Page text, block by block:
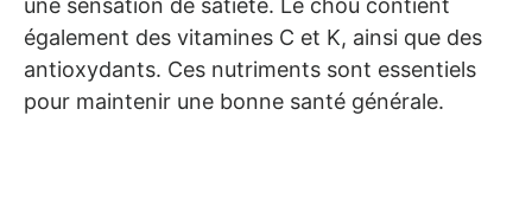
une sensation de satiété. Le chou contient
également des vitamines C et K, ainsi que des
antioxydants. Ces nutriments sont essentiels
pour maintenir une bonne santé générale.